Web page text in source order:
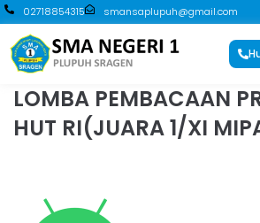
02718854315 smansaplupuh@gmail.com
LOMBA PEMBACAAN
HUT RI(JUARA 1/XI